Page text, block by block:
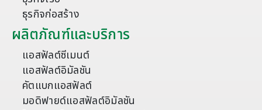
ธุรกิจก่อสร้าง
ผลิตภัณฑ์และบริการ
แอสฟัลต์ซีเมนต์
แอสฟัลต์อิมัลชัน
คัตแบกแอสฟัลต์
มอดิฟายด์แอสฟัลต์อิมัลชัน